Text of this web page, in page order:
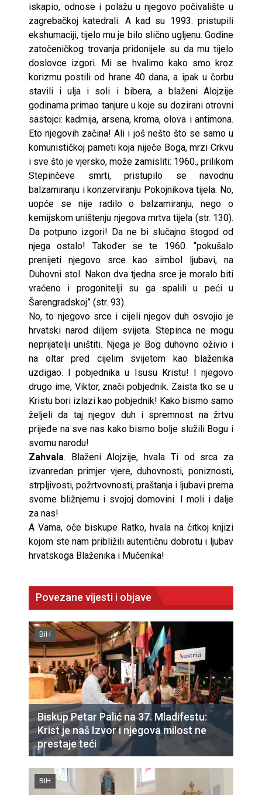
iskapio, odnose i polažu u njegovo počivalište u
zagrebačkoj katedrali. A kad su 1993. pristupili
ekshumaciji, tijelo mu je bilo slično ugljenu. Godine
zatočeničkog trovanja pridonijele su da mu tijelo
doslovce izgori. Mi se hvalimo kako smo kroz
korizmu postili od hrane 40 dana, a ipak u čorbu
stavili i ulja i soli i bibera, a blaženi Alojzije
godinama primao tanjure u koje su dozirani otrovni
sastojci: kadmija, arsena, kroma, olova i antimona.
Eto njegovih začina! Ali i još nešto što se samo u
komunističkoj pameti koja niječe Boga, mrzi Crkvu
i sve što je vjersko, može zamisliti: 1960., prilikom
Stepinčeve smrti, pristupilo se navodnu
balzamiranju i konzerviranju Pokojnikova tijela. No,
uopće se nije radilo o balzamiranju, nego o
kemijskom uništenju njegova mrtva tijela (str. 130).
Da potpuno izgori! Da ne bi slučajno štogod od
njega ostalo! Također se te 1960. “pokušalo
prenijeti njegovo srce kao simbol ljubavi, na
Duhovni stol. Nakon dva tjedna srce je moralo biti
vraćeno i progonitelji su ga spalili u peći u
Šarengradskoj” (str. 93).
No, to njegovo srce i cijeli njegov duh osvojio je
hrvatski narod diljem svijeta. Stepinca ne mogu
neprijatelji uništiti. Njega je Bog duhovno oživio i
na oltar pred cijelim svijetom kao blaženika
uzdigao. I pobjednika u Isusu Kristu! I njegovo
drugo ime, Viktor, znači pobjednik. Zaista tko se u
Kristu bori izlazi kao pobjednik! Kako bismo samo
željeli da taj njegov duh i spremnost na žrtvu
prijeđe na sve nas kako bismo bolje služili Bogu i
svomu narodu!
Zahvala. Blaženi Alojzije, hvala Ti od srca za
izvanredan primjer vjere, duhovnosti, poniznosti,
strpljivosti, požrtvovnosti, praštanja i ljubavi prema
svome bližnjemu i svojoj domovini. I moli i dalje
za nas!
A Vama, oče biskupe Ratko, hvala na čitkoj knjizi
kojom ste nam približili autentičnu dobrotu i ljubav
hrvatskoga Blaženika i Mučenika!
Povezane vijesti i objave
BiH
Biskup Petar Palić na 37. Mladifestu:
Krist je naš Izvor i njegova milost ne
prestaje teći
BiH